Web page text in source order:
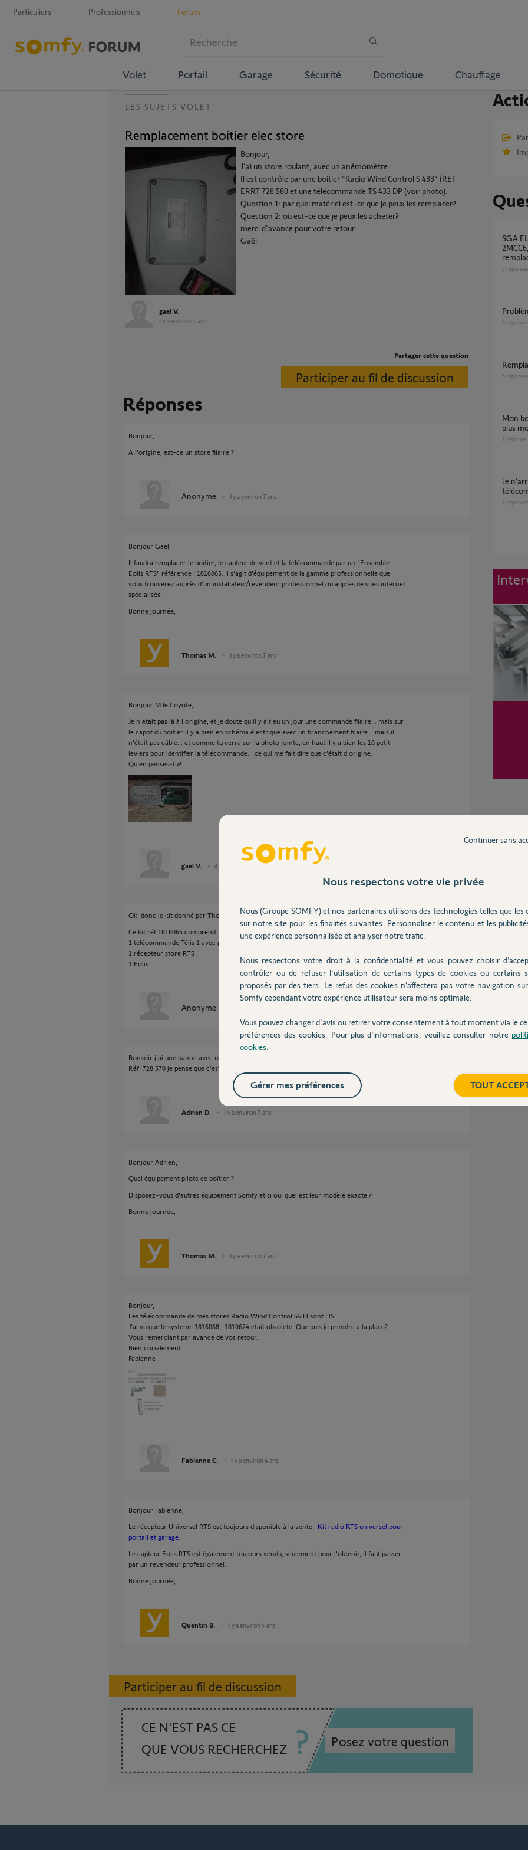
Particuliers Professionnels Forum
Volet Portail Garage Sécurité Domotique Chauffage
LES SUJETS VOLET
Remplacement boitier elec store
Bonjour,
J'ai un store roulant, avec un anémomètre.
Il est contrôle par une boitier "Radio Wind Control S 433" (REF
ERRT 728 580 et une télécommande TS 433 DP (voir photo).
Question 1: par quel matériel est-ce que je peux les remplacer?
Question 2: où est-ce que je peux les acheter?
merci d'avance pour votre retour.
Gaël
gael V.
il y a environ 7 ans
Partager cette question
Participer au fil de discussion
Réponses
Bonjour,
A l'origine, est-ce un store filaire ?
Anonyme il y a environ 7 ans
Bonjour Gaël,
Il faudra remplacer le boîtier, le capteur de vent et la télécommande par un "Ensemble
Eolis RTS" référence : 1816065. Il s'agit d'équipement de la gamme professionnelle que
vous trouverez auprès d'un installateur/revendeur professionnel ou auprès de sites internet
spécialisés.
Bonne journée,
Thomas M. il y a environ 7 ans
Bonjour M le Coyote,
Je n'était pas là à l'origine, et je doute qu'il y ait eu un jour une commande filaire... mais sur
le capot du boitier il y a bien en schéma électrique avec un branchement filaire... mais il
n'était pas câblé... et comme tu verra sur la photo jointe, en haut il y a bien les 10 petit
leviers pour identifier la télécommande... ce qui me fait dire que c'était d'origine.
Qu'en penses-tu?
gael V. il y a environ 7 ans
Ok, donc le kit donné par Thomas M conviendra à votre store;
Ce kit réf 1816065 comprend:
1 télécommande Télis 1 avec position My (1 en montée + 1 en dscente)
1 récepteur store RTS
1 Eolis
Anonyme
Bonsoir j’ai une panne avec un model 433S
Réf: 728 570 je pense que c’est le radio control par quoi je peut le remplacer
Adrien D. il y a environ 7 ans
Bonjour Adrien,
Quel équipement pilote ce boîtier ?
Disposez-vous d'autres équipement Somfy et si oui quel est leur modèle exacte ?
Bonne journée,
Thomas M. il y a environ 7 ans
Bonjour,
Les télécommande de mes stores Radio Wind Control S433 sont HS
J'ai vu que le systeme 1816068 ; 1810624 etait obsolete. Que puis je prendre à la place?
Vous remerciant par avance de vos retour.
Bien corialement
Fabienne
Fabienne C. il y a environ 4 ans
Bonjour Fabienne,
Le récepteur Universel RTS est toujours disponible à la vente : Kit radio RTS universel pour
portail et garage
Le capteur Eolis RTS est également toujours vendu, seulement pour l'obtenir, il faut passer
par un revendeur professionnel.
Bonne journée,
Quentin B. il y a environ 4 ans
Participer au fil de discussion
CE N'EST PAS CE
QUE VOUS RECHERCHEZ
Posez votre question
SGA ELEC BOX type 5132858A avec boitier
3 réponses
6 réponses
6 réponses
mon boîtier sl 1000 n claque et ne commande
plus
1 réponse
je n’arrive pas à faire fonctionner ma
3 réponses
Nous respectons votre vie privée
Nous (Groupe SOMFY) et nos partenaires utilisons des technologies telles que les
sur notre site pour les finalités suivantes: Personnaliser le contenu et les
une expérience personnalisée et analyser notre trafic.
Nous respectons votre droit à la confidentialité et vous pouvez choisir
contrôler ou de refuser l'utilisation de certains types de cookies ou certains
proposés par des tiers. Le refus des cookies n’affectera pas votre navigation
Somfy cependant votre expérience utilisateur sera moins optimale.
Vous pouvez changer d'avis ou retirer votre consentement à tout moment via le
préférences des cookies. Pour plus d’informations, veuillez consulter notre
cookies
Continuer sans
TOUT
Gérer mes préférences